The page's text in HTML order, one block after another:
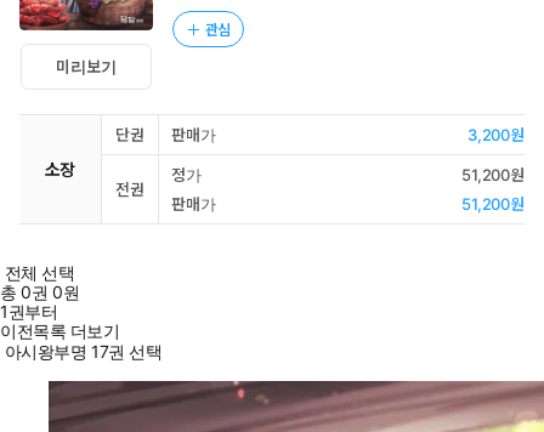
미리보기
관심
소장
단권 판매가 3,200원
전권
정가
51,200원
판매가
51,200원
전체 선택
총0권 0원
1권부터
이전목록 더보기
아시왕부명 17권 선택